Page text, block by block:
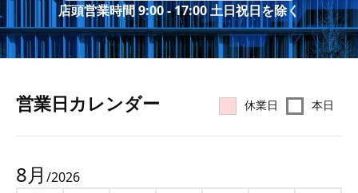
店頭営業時間 9:00 - 17:00 土日祝日を除く
営業⽇カレンダー 休業日 本日
8月 /2026